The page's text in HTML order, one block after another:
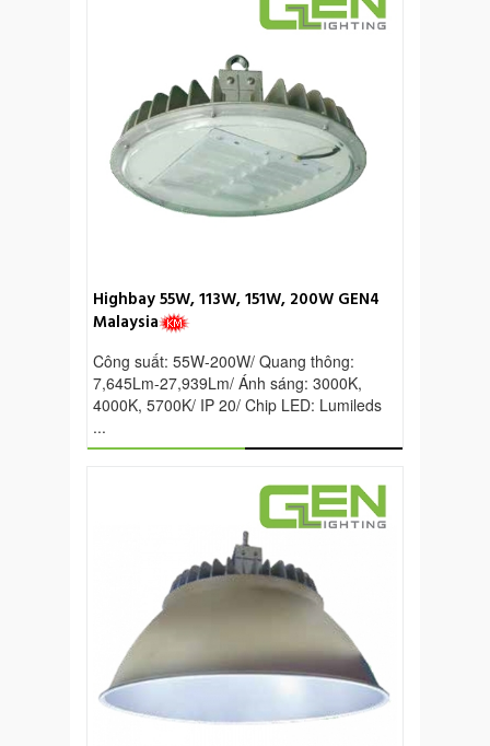
Highbay 55W, 113W, 151W, 200W GEN4
Công suất: 55W-200W/ Quang thông:
7,645Lm-27,939Lm/ Ánh sáng: 3000K,
4000K, 5700K/ IP 20/ Chip LED: Lumileds
11,000Lm-
6500K/ IP 65/ IK 07/